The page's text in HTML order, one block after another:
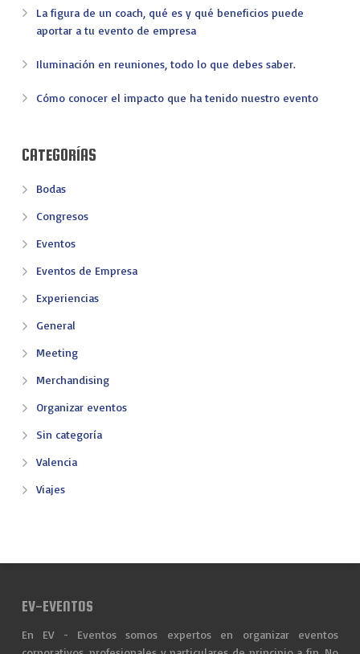
La figura de un coach, qué es y qué beneficios puede
aportar a tu evento de empresa
Iluminación en reuniones, todo lo que debes saber.
Cómo conocer el impacto que ha tenido nuestro evento
CATEGORÍAS
Bodas
Congresos
Eventos
Eventos de Empresa
Experiencias
General
Meeting
Merchandising
Organizar eventos
Sin categoría
Valencia
Viajes
EV-EVENTOS
En EV - Eventos somos expertos en organizar eventos